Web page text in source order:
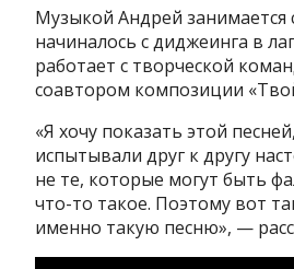
Музыкой Андрей занимается
начиналось с диджеинга в
работает с творческой
соавтором композиции
«Я хочу показать этой
испытывали друг к другу
не те, которые могут быть
что-то такое. Поэтому вот
именно такую песню», —